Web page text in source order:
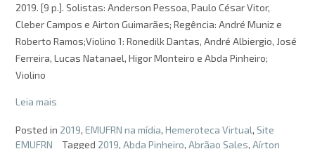
2019. [9 p.]. Solistas: Anderson Pessoa, Paulo César Vitor,
Cleber Campos e Airton Guimarães; Regência: André Muniz e
Roberto Ramos;Violino 1: Ronedilk Dantas, André Albiergio, José
Ferreira, Lucas Natanael, Higor Monteiro e Abda Pinheiro;
Violino
Leia mais
Posted in 2019, EMUFRN na mídia, Hemeroteca Virtual, Site
EMUFRN
Tagged 2019, Abda Pinheiro, Abrãao Sales, Aírton